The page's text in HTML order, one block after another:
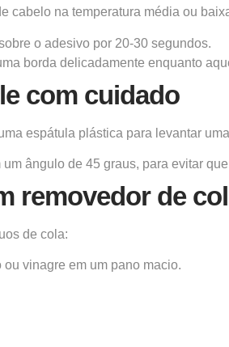
cabelo na temperatura média ou
o adesivo por 20-30 segundos.
borda delicadamente enquanto
com cuidado
espátula plástica para levantar
um ângulo de 45 graus, para evitar
removedor de
de cola:
vinagre em um pano macio.